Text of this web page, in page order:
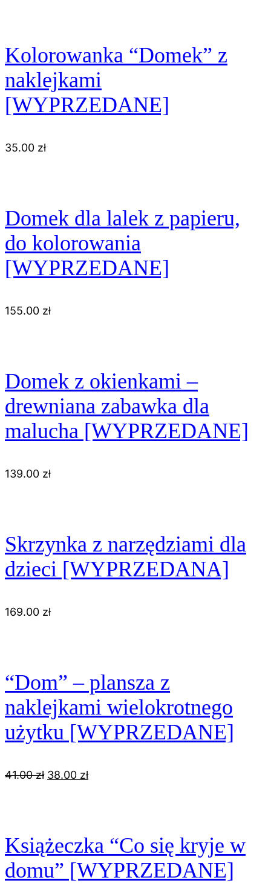
Kolorowanka “Domek” z
naklejkami
[WYPRZEDANE]
35.00 zł
Domek dla lalek z papieru,
do kolorowania
[WYPRZEDANE]
155.00 zł
Domek z okienkami –
drewniana zabawka dla
malucha [WYPRZEDANE]
139.00 zł
Skrzynka z narzędziami dla
dzieci [WYPRZEDANA]
169.00 zł
“Dom” – plansza z
naklejkami wielokrotnego
użytku [WYPRZEDANE]
41.00zł Pierwotna
38.00 złAktualna
Książeczka “Co się kryje w
domu” [WYPRZEDANE]